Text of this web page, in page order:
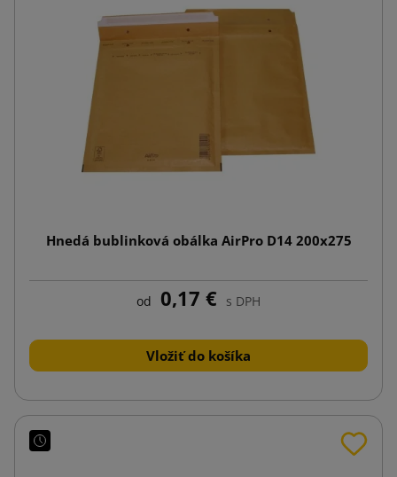
Hnedá bublinková obálka AirPro D14 200x275
od 0,17 € s DPH
Vložiť do košíka